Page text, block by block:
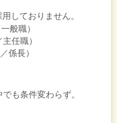
しておりません。
般職）
任職）
係長）
も条件変わらず。